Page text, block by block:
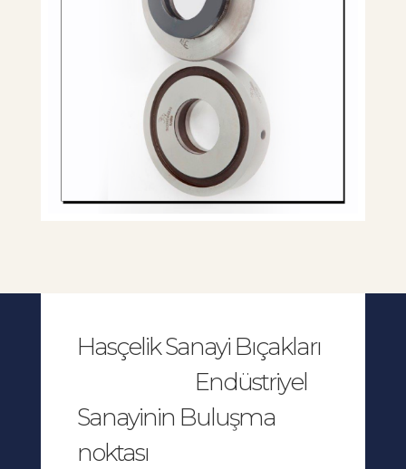
Hasçelik Sanayi Bıçakları
Endüstriyel
Sanayinin Buluşma
noktası